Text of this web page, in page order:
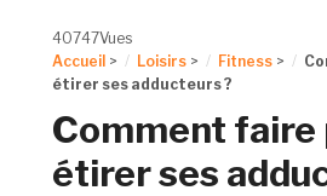
40747Vues
Accueil > Loisirs > Fitness >
étirer ses adducteurs ?
Comment faire
étirer ses